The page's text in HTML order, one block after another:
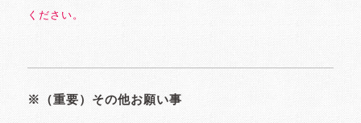
ください。
※（重要）その他お願い事